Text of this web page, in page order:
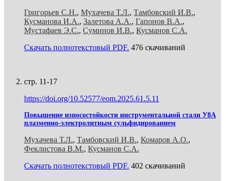
Григорьев С.Н., Мухачева Т.Л., Тамбовский И.В.,
Кусманова И.А., Залетова А.А., Гапонов В.А.,
Мустафаев Э.С., Суминов И.В., Кусманов С.А.
Скачать полнотекстовый PDF. 476 скачиваний
стр. 11-17
https://doi.org/10.52577/eom.2025.61.5.11
Повышение износостойкости инструментальной стали У8А
плазменно-электролитным сульфидированием
Мухачева Т.Л., Тамбовский И.В., Комаров А.О.,
Феклистова В.М., Кусманов С.А.
Скачать полнотекстовый PDF. 402 скачиваний